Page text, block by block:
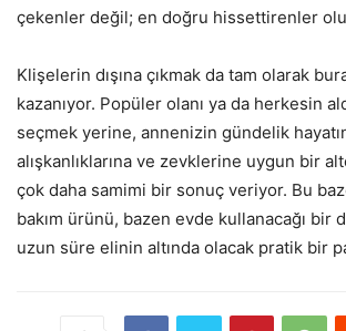
çekenler değil; en doğru hissettirenler
Klişelerin dışına çıkmak da tam olarak
kazanıyor. Popüler olanı ya da herkesin
seçmek yerine, annenizin gündelik
alışkanlıklarına ve zevklerine uygun bir
çok daha samimi bir sonuç veriyor. Bu
bakım ürünü, bazen evde kullanacağı bir
uzun süre elinin altında olacak pratik bir